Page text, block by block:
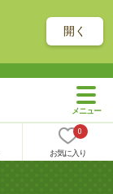
開く
0
お気に入り